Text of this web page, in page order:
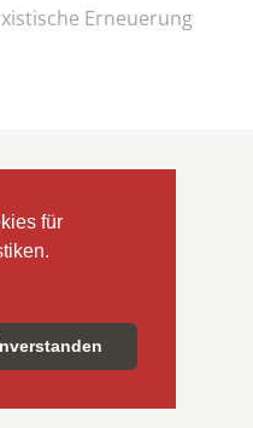
für
Erneuerung